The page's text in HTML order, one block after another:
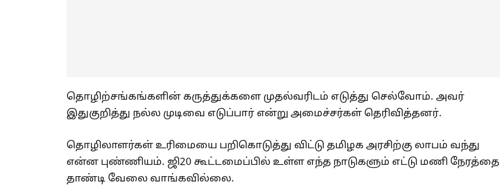
தொழிற்சங்கங்களின் கருத்துக்களை முதல்வரிடம் எடுத்து செல்வோம். அவர்
இதுகுறித்து நல்ல முடிவை எடுப்பார் என்று அமைச்சர்கள் தெரிவித்தனர்.
தொழிலாளர்கள் உரிமையை பறிகொடுத்து விட்டு தமிழக அரசிற்கு லாபம் வந்து
என்ன புண்ணியம். ஜி20 கூட்டமைப்பில் உள்ள எந்த நாடுகளும் எட்டு மணி நேரத்தை
தாண்டி வேலை வாங்கவில்லை.